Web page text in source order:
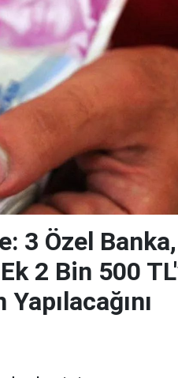
3 Özel Banka,
2 Bin 500